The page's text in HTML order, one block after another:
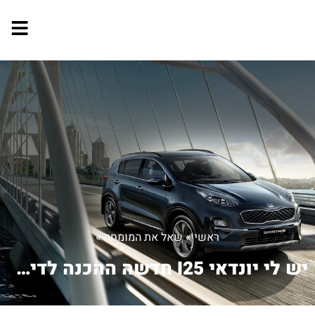
ראשי»שאל את המומחה»
יש לי יונדאי I25 חדשה ההכנה לדיבורית...